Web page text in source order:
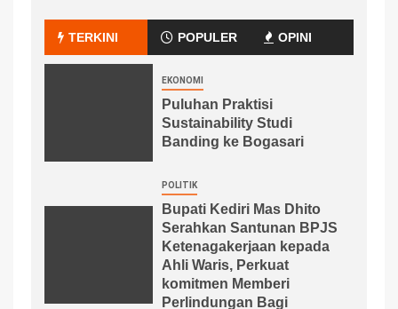
TERKINI POPULER OPINI
EKONOMI
Puluhan Praktisi
Sustainability Studi
Banding ke Bogasari
POLITIK
Bupati Kediri Mas Dhito
Serahkan Santunan BPJS
Ketenagakerjaan kepada
Ahli Waris, Perkuat
komitmen Memberi
Perlindungan Bagi